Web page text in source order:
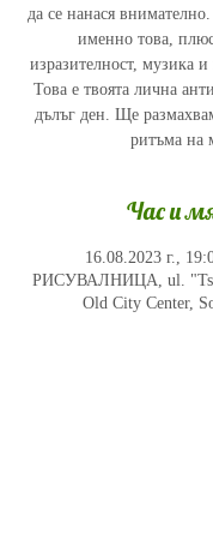
да се нанася
именно това,
изразителност, музика
Това е твоята лична
дълъг ден. Ще
ритъма на
Час и
16.08.2023 г.,
РИСУВАЛНИЦА, ul.
Old City Center,